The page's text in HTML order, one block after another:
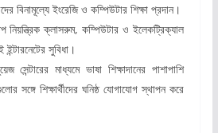
বিনামূল্যে ইংরেজি ও কম্পিউটার শিক্ষা প্রদান।
নিয়ন্ত্রিক ক্লাসরুম, কম্পিউটার ও ইলেকট্রিক্যাল
সুবিধা।
সেন্টারের মাধ্যমে ভাষা শিক্ষাদানের পাশাপাশি
সঙ্গে শিক্ষার্থীদের ঘনিষ্ঠ যোগাযোগ স্থাপন করে